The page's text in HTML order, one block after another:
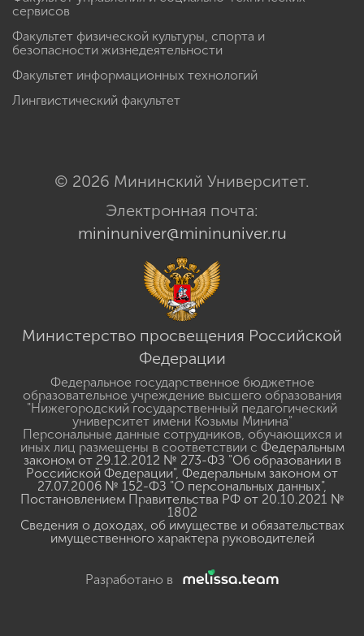
сервисов
Факультет физической культуры, спорта и
безопасности жизнедеятельности
Факультет информационных технологий
Лингвистический факультет
© 2026 Мининский Университет.
Электронная почта:
mininuniver@mininuniver.ru
Министерство просвещения Российской
Федерации
Федеральное государственное бюджетное
образовательное учреждение высшего образования
"Нижегородский государственный педагогический
университет имени Козьмы Минина"
Персональные данные сотрудников, обучающихся и
иных лиц размещены в соответствии с Федеральным
законом от 29.12.2012 № 273-ФЗ "Об образовании в
Российской Федерации", Федеральным законом от
27.07.2006 № 152-ФЗ "О персональных данных",
Постановлением Правительства РФ от 20.10.2021 №
1802
Сведения о доходах, об имуществе и обязательствах
имущественного характера руководителей
Разработано в